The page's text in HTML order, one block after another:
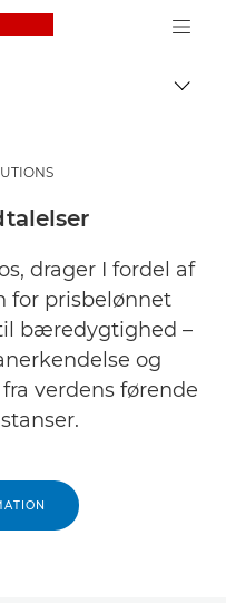
Canon Logo, back
Skift
drager I fordel af
for prisbelønnet
bæredygtighed –
og
verdens førende